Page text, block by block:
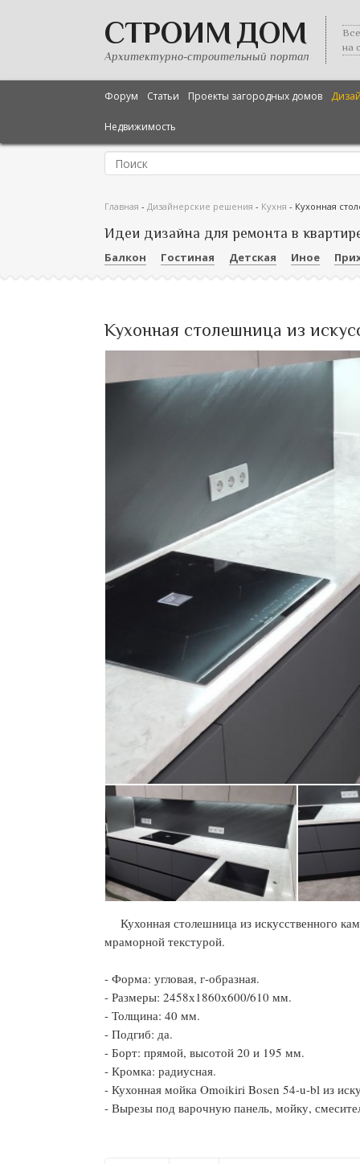
СТРОИМ ДОМ
Архитектурно-строительный портал
на
Форум Статьи Проекты загородных домов
Недвижимость
Главная - Дизайнерские решения - Кухня - Кухонная
Идеи дизайна для ремонта в
Балкон Гостиная Детская Иное
Кухонная столешница из
Кухонная столешница из искусственного
мраморной текстурой.
- Форма: угловая, г-образная.
- Размеры: 2458х1860х600/610 мм.
- Толщина: 40 мм.
- Подгиб: да.
- Борт: прямой, высотой 20 и 195 мм.
- Кромка: радиусная.
- Кухонная мойка Omoikiri Bosen 54-u-bl из
- Вырезы под варочную панель, мойку,